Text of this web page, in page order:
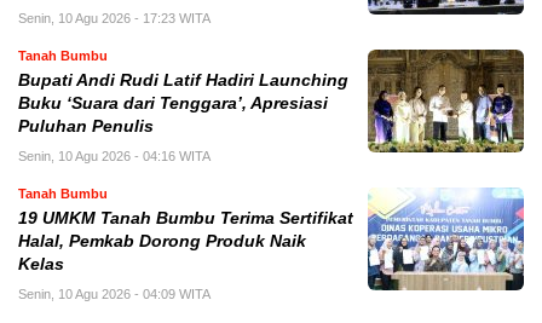
Senin, 10 Agu 2026 - 17:23 WITA
Tanah Bumbu
Bupati Andi Rudi Latif Hadiri Launching
Buku ‘Suara dari Tenggara’, Apresiasi
Puluhan Penulis
Senin, 10 Agu 2026 - 04:16 WITA
Tanah Bumbu
19 UMKM Tanah Bumbu Terima Sertifikat
Halal, Pemkab Dorong Produk Naik
Kelas
Senin, 10 Agu 2026 - 04:09 WITA